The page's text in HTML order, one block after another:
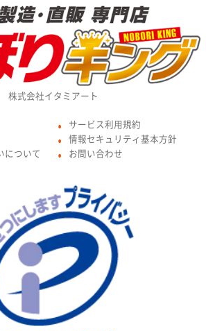
株式会社イタミアート
について
● サービス利用規約
● 情報セキュリティ基本方針
● お問い合わせ